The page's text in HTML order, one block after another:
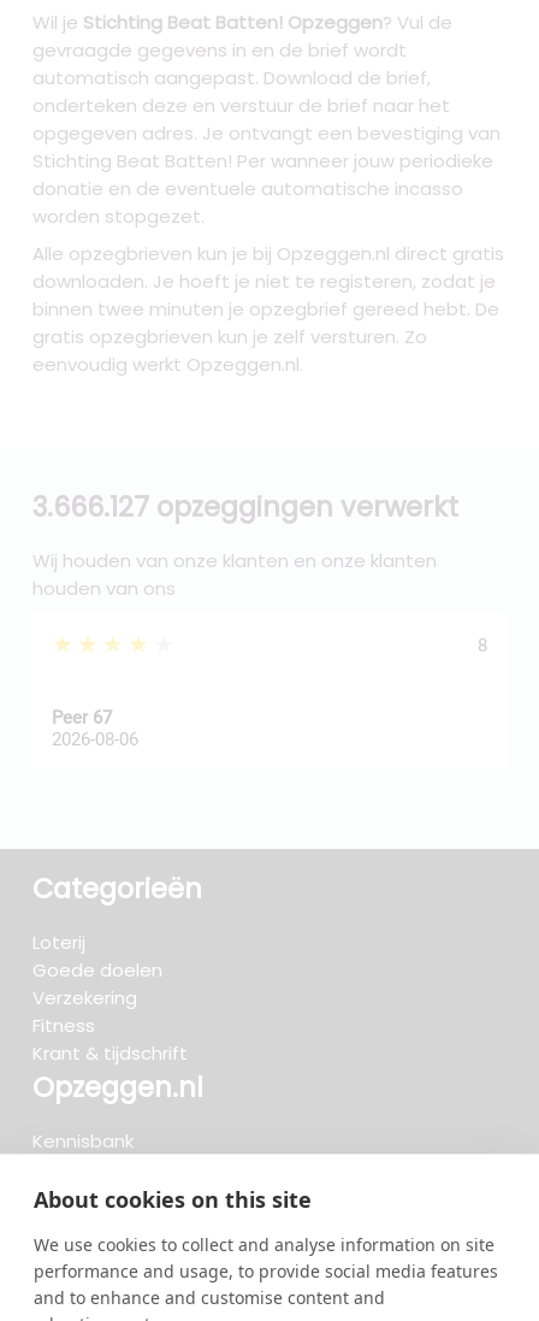
About cookies on this site
We use cookies to collect and analyse information on site
performance and usage, to provide social media features
and to enhance and customise content and
Wil je Stichting Beat Batten! Opzeggen? Vul de
gevraagde gegevens in en de brief wordt
automatisch aangepast. Download de brief,
onderteken deze en verstuur de brief naar het
opgegeven adres. Je ontvangt een bevestiging van
Stichting Beat Batten! Per wanneer jouw periodieke
donatie en de eventuele automatische incasso
worden stopgezet.
Alle opzegbrieven kun je bij Opzeggen.nl direct gratis
downloaden. Je hoeft je niet te registeren, zodat je
binnen twee minuten je opzegbrief gereed hebt. De
gratis opzegbrieven kun je zelf versturen. Zo
eenvoudig werkt Opzeggen.nl.
3.666.127 opzeggingen verwerkt
Wij houden van onze klanten en onze klanten
houden van ons
★★★★★ 8
Peer 67
2026-08-06
Categorieën
Loterij
Goede doelen
Verzekering
Fitness
Krant & tijdschrift
Opzeggen.nl
Kennisbank
Beoordelingen
Meteen opzeggen